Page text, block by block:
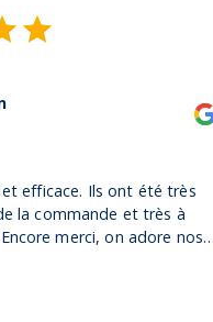
Ils ont été très
et très à
merci, on adore nos